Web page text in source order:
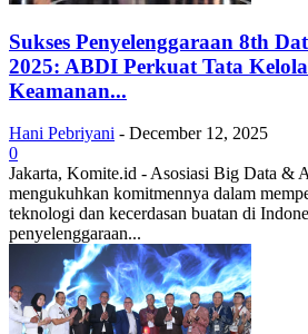
Sukses Penyelenggaraan 8th
2025: ABDI Perkuat Tata
Keamanan...
Hani Pebriyani - December 12, 2025
0
Jakarta, Komite.id - Asosiasi Big Data &
mengukuhkan komitmennya dalam
teknologi dan kecerdasan buatan di
penyelenggaraan...